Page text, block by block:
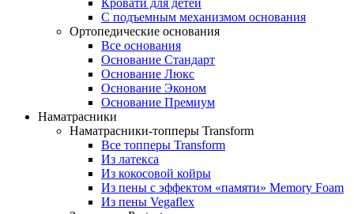
Кровати для детей
С подъемным механизмом основания
Ортопедические основания
Все основания
Основание Стандарт
Основание Люкс
Основание Эконом
Основание Премиум
Наматрасники
Наматрасники-топперы Transform
Все топперы Transform
Из латекса
Из кокосовой койры
Из пены с эффектом «памяти» Memory Foam
Из пены Vegaflex